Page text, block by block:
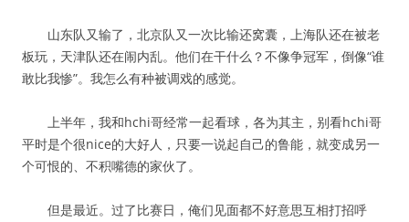
山东队又输了，北京队又一次比输还窝囊，上海队还在被老
板玩，天津队还在闹内乱。他们在干什么？不像争冠军，倒像“谁
敢比我惨”。我怎么有种被调戏的感觉。
上半年，我和hchi哥经常一起看球，各为其主，别看hchi哥
平时是个很nice的大好人，只要一说起自己的鲁能，就变成另一
个可恨的、不积嘴德的家伙了。
但是最近。过了比赛日，俺们见面都不好意思互相打招呼